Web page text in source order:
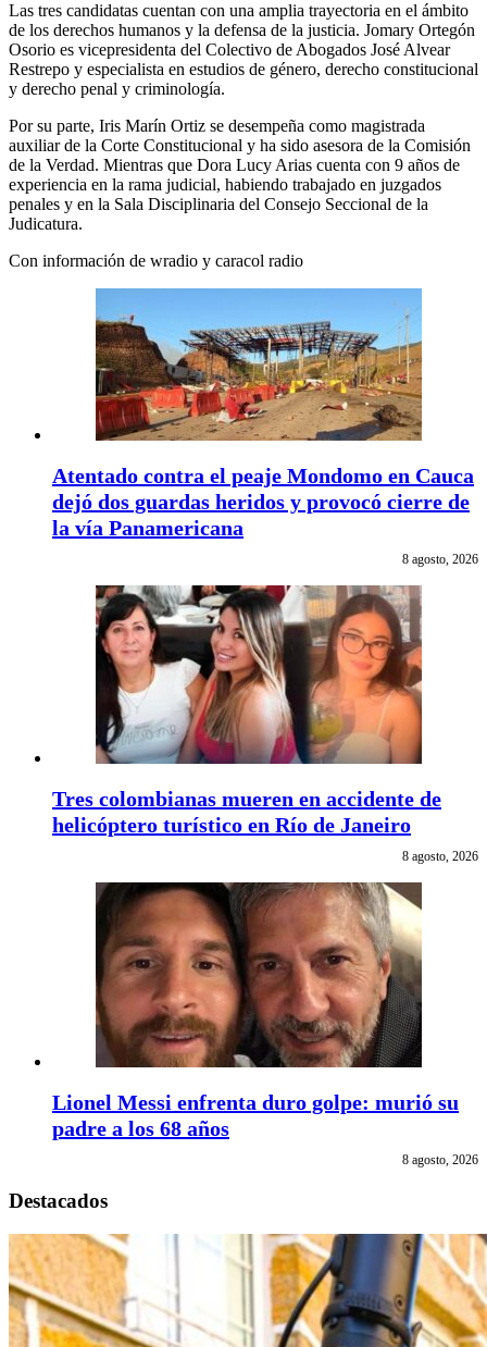
Las tres candidatas cuentan con una amplia trayectoria en el ámbito
de los derechos humanos y la defensa de la justicia. Jomary Ortegón
Osorio es vicepresidenta del Colectivo de Abogados José Alvear
Restrepo y especialista en estudios de género, derecho constitucional
y derecho penal y criminología.
Por su parte, Iris Marín Ortiz se desempeña como magistrada
auxiliar de la Corte Constitucional y ha sido asesora de la Comisión
de la Verdad. Mientras que Dora Lucy Arias cuenta con 9 años de
experiencia en la rama judicial, habiendo trabajado en juzgados
penales y en la Sala Disciplinaria del Consejo Seccional de la
Judicatura.
Con información de wradio y caracol radio
Atentado contra el peaje Mondomo en Cauca
dejó dos guardas heridos y provocó cierre de
la vía Panamericana
8 agosto, 2026
Tres colombianas mueren en accidente de
helicóptero turístico en Río de Janeiro
8 agosto, 2026
Lionel Messi enfrenta duro golpe: murió su
padre a los 68 años
8 agosto, 2026
Destacados